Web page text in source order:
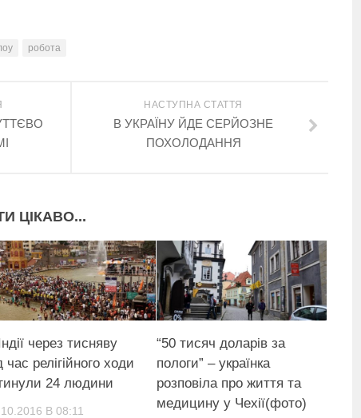
робота
НАСТУПНА СТАТТЯ
В УКРАЇНУ ЙДЕ СЕРЙОЗНЕ
ПОХОЛОДАННЯ
ЦІКАВО...
через тисняву
час релігійного ходи
24 людини
В 08:11
“50 тисяч доларів за
пoлoги” – українка
розповіла пpо життя та
мeдицину у Чехії(фото)